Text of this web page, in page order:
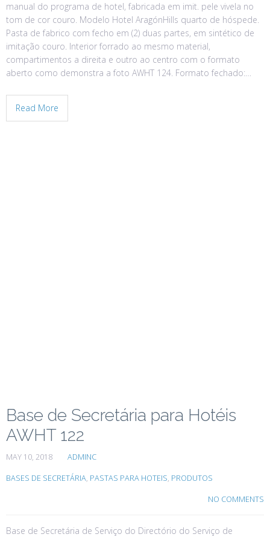
manual do programa de hotel, fabricada em imit. pele vivela no
tom de cor couro. Modelo Hotel AragónHills quarto de hóspede.
Pasta de fabrico com fecho em (2) duas partes, em sintético de
imitação couro. Interior forrado ao mesmo material,
compartimentos a direita e outro ao centro com o formato
aberto como demonstra a foto AWHT 124. Formato fechado:…
Read More
Base de Secretária para Hotéis
AWHT 122
MAY 10, 2018 ADMINC
BASES DE SECRETÁRIA, PASTAS PARA HOTEIS, PRODUTOS
NO COMMENTS
Base de Secretária de Serviço do Directório do Serviço de